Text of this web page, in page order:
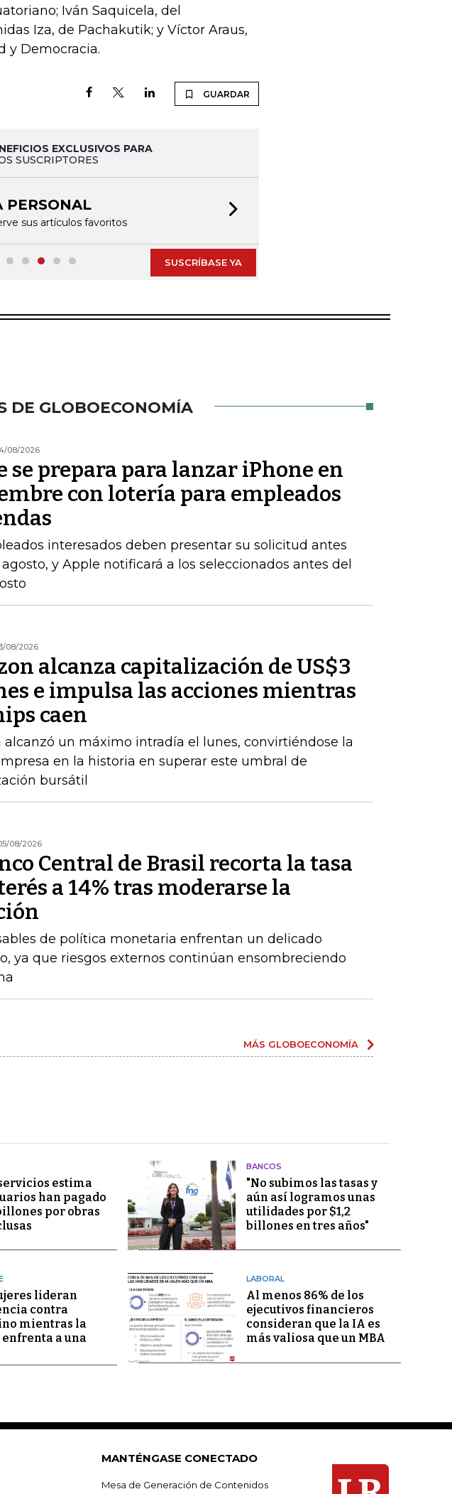
Iván Saquicela, del
Iza, de Pachakutik; y Víctor Araus,
y Democracia.
GUARDAR
EXCLUSIVOS PARA
SUSCRIPTORES
PERSONAL
sus artículos favoritos
SUSCRÍBASE YA
DE GLOBOECONOMÍA
08/2026
se prepara para lanzar iPhone en
con lotería para empleados
interesados ​​deben presentar su solicitud antes
y Apple notificará a los seleccionados antes del
08/2026
alcanza capitalización de US$3
e impulsa las acciones mientras
caen
alcanzó un máximo intradía el lunes, convirtiéndose la
en la historia en superar este umbral de
bursátil
08/2026
Central de Brasil recorta la tasa
a 14% tras moderarse la
de política monetaria enfrentan un delicado
ya que riesgos externos continúan ensombreciendo
MÁS GLOBOECONOMÍA
estima
han pagado
por obras
BANCOS
"No subimos las tasas y
aún así logramos unas
utilidades por $1,2
billones en tres años"
lideran
contra
mientras la
enfrenta a una
LABORAL
Al menos 86% de los
ejecutivos financieros
consideran que la IA es
más valiosa que un MBA
MANTÉNGASE CONECTADO
Mesa de Generación de Contenidos